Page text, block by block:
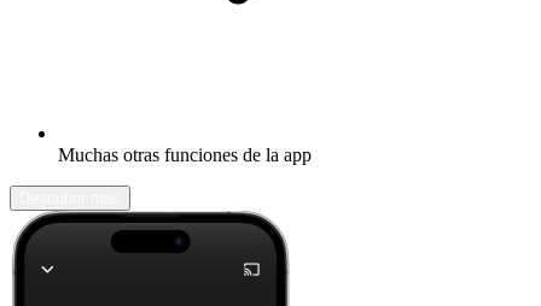
Muchas otras funciones de la app